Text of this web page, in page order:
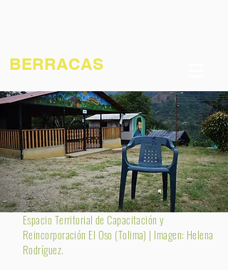
BERRACAS
Espacio Territorial de Capacitación y
Reincorporación El Oso (Tolima) | Imagen: Helena
Rodríguez.